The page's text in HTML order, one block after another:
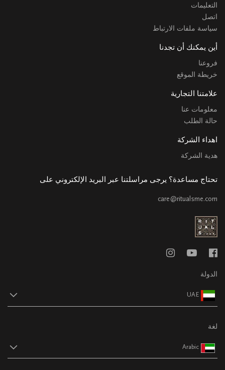
التعليمات
اتصل
سياسة ملفات الارتباط
أين يمكنك أن تجدنا
فروعنا
خريطة الموقع
علامتنا التجارية
معلومات عنا
حالة الطلب
اهداء الشركة
هدية الشركة
تحتاج مساعدة؟ يرجى مراسلتنا عبر البريد الإلكتروني على
care@ritualsme.com
الدولة
UAE
لغة
Arabic